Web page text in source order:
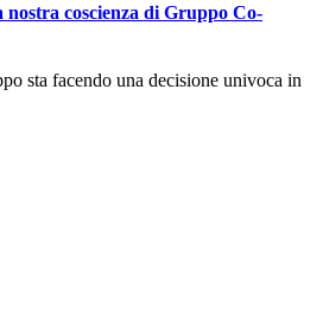
nostra coscienza di Gruppo Co-
sta facendo una decisione univoca in